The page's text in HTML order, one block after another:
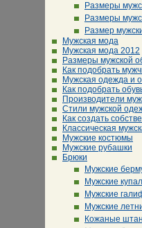
Размеры
Размеры
Размер
Мужская мода
Мужская мода 2012
Размеры мужской
Как подобрать
Мужская одежда и
Как подобрать
Производители
Стили мужской
Как создать
Классическая
Мужские костюмы
Мужские рубашки
Брюки
Мужские
Мужские
Мужские
Мужские
Кожаные